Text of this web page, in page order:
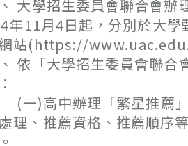
大學招生委員會聯合會辦
年11月4日起，分別於大
站(https://
依「大學招生委員會聯
)高中辦理「繁星推薦」
理、推薦資格、推薦順序